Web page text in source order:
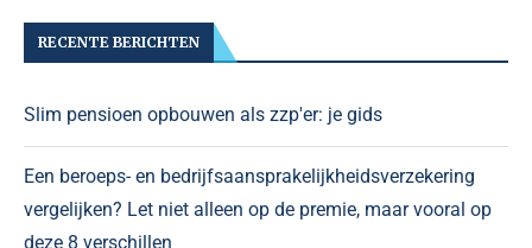
RECENTE BERICHTEN
Slim pensioen opbouwen als zzp'er: je gids
Een beroeps- en bedrijfsaansprakelijkheidsverzekering
vergelijken? Let niet alleen op de premie, maar vooral op
deze 8 verschillen